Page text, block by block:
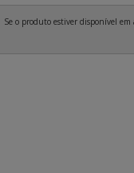
Se o produto estiver disponível